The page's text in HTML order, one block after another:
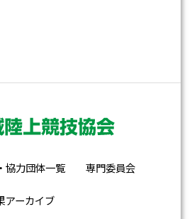
協力団体一覧 専門委員会
アーカイブ